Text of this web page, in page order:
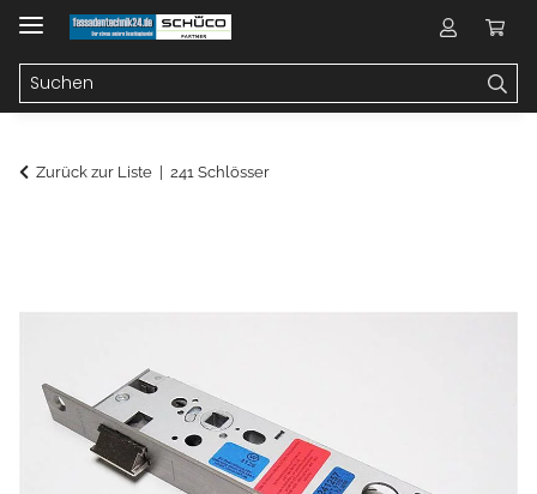
Zurück zur Liste 241 Schlösser